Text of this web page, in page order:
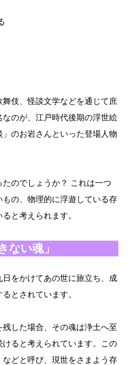
伎、怪談文学などを通じて庶
のが、江戸時代後期の浮世絵
のお岩さんといった登場人物
のでしょうか？ これは一つ
の、物理的に浮遊している存
と考えられます。
ない魂」
をかけてあの世に旅立ち、成
とされています。
した場合、その魂は浄土へ至
ると考えられています。この
どと呼び、現世をさまよう存